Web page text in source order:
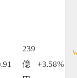
239
億
+3.58%